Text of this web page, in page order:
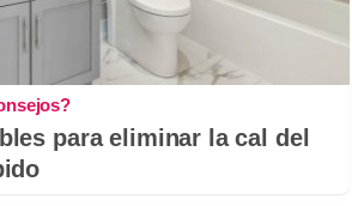
para eliminar la cal del